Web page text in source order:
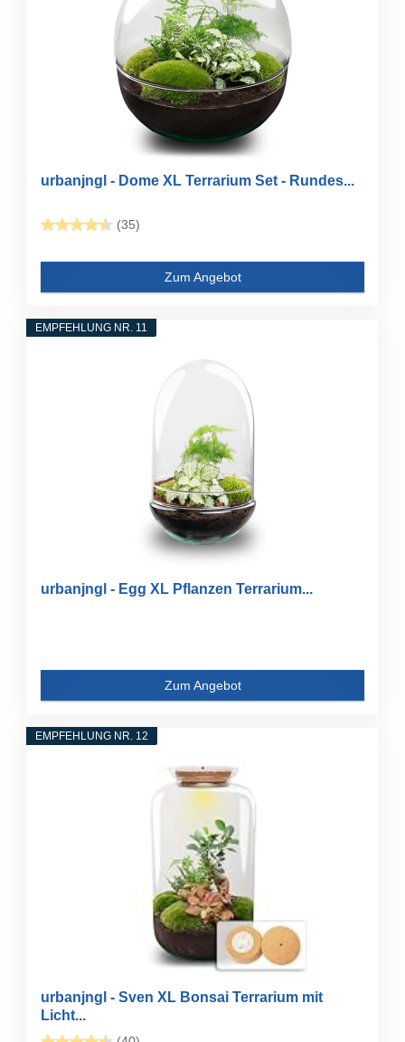
urbanjngl - Dome XL Terrarium Set - Rundes...
(35)
Zum Angebot
EMPFEHLUNG NR. 11
urbanjngl - Egg XL Pflanzen Terrarium...
Zum Angebot
EMPFEHLUNG NR. 12
urbanjngl - Sven XL Bonsai Terrarium mit
Licht...